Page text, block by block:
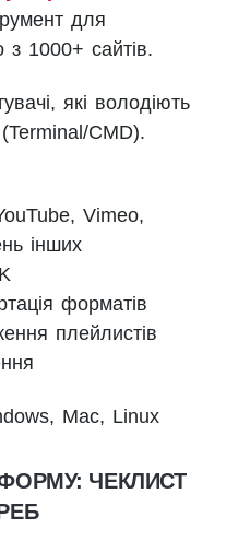
для
з 1000+ сайтів.
які володіють
CMD).
Vimeo,
інших
форматів
плейлистів
Mac, Linux
ЧЕКЛИСТ